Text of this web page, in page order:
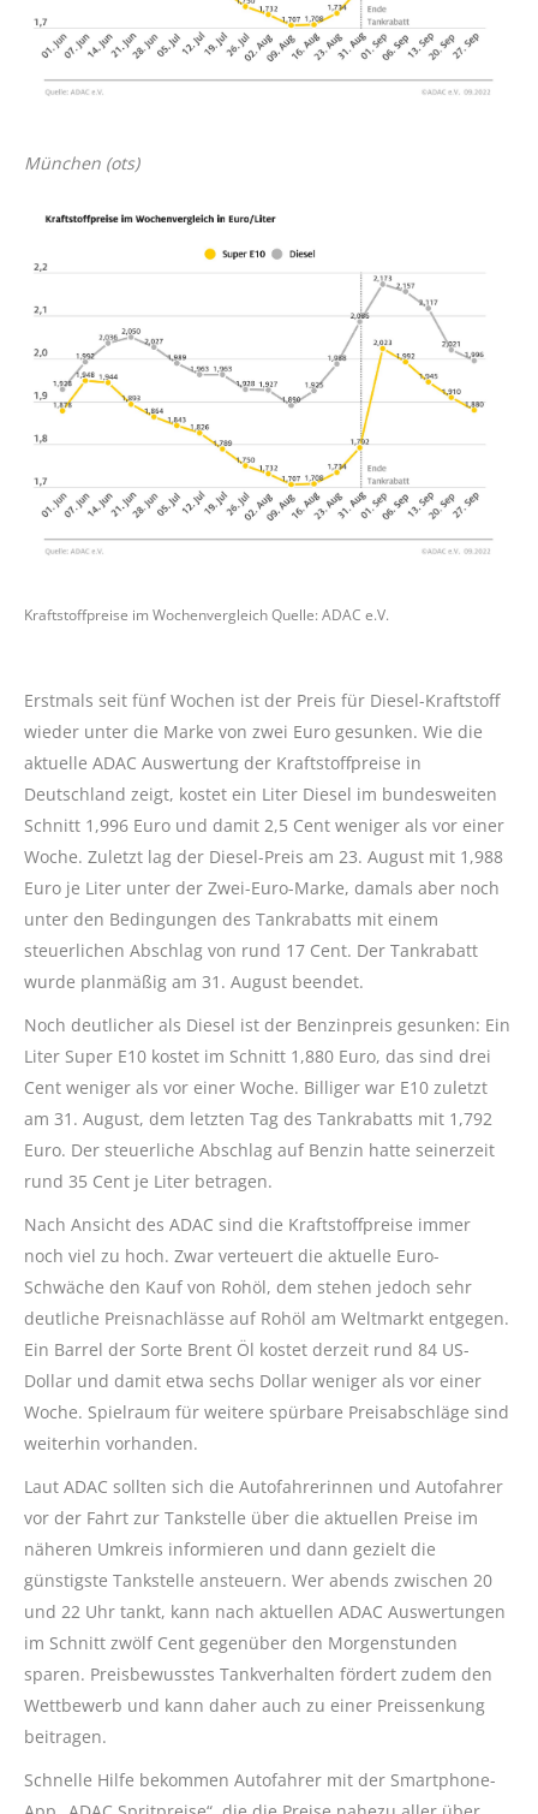
München (ots)
Kraftstoffpreise im Wochenvergleich Quelle: ADAC e.V.
Erstmals seit fünf Wochen ist der Preis für Diesel-Kraftstoff
wieder unter die Marke von zwei Euro gesunken. Wie die
aktuelle ADAC Auswertung der Kraftstoffpreise in
Deutschland zeigt, kostet ein Liter Diesel im bundesweiten
Schnitt 1,996 Euro und damit 2,5 Cent weniger als vor einer
Woche. Zuletzt lag der Diesel-Preis am 23. August mit 1,988
Euro je Liter unter der Zwei-Euro-Marke, damals aber noch
unter den Bedingungen des Tankrabatts mit einem
steuerlichen Abschlag von rund 17 Cent. Der Tankrabatt
wurde planmäßig am 31. August beendet.
Noch deutlicher als Diesel ist der Benzinpreis gesunken: Ein
Liter Super E10 kostet im Schnitt 1,880 Euro, das sind drei
Cent weniger als vor einer Woche. Billiger war E10 zuletzt
am 31. August, dem letzten Tag des Tankrabatts mit 1,792
Euro. Der steuerliche Abschlag auf Benzin hatte seinerzeit
rund 35 Cent je Liter betragen.
Nach Ansicht des ADAC sind die Kraftstoffpreise immer
noch viel zu hoch. Zwar verteuert die aktuelle Euro-
Schwäche den Kauf von Rohöl, dem stehen jedoch sehr
deutliche Preisnachlässe auf Rohöl am Weltmarkt entgegen.
Ein Barrel der Sorte Brent Öl kostet derzeit rund 84 US-
Dollar und damit etwa sechs Dollar weniger als vor einer
Woche. Spielraum für weitere spürbare Preisabschläge sind
weiterhin vorhanden.
Laut ADAC sollten sich die Autofahrerinnen und Autofahrer
vor der Fahrt zur Tankstelle über die aktuellen Preise im
näheren Umkreis informieren und dann gezielt die
günstigste Tankstelle ansteuern. Wer abends zwischen 20
und 22 Uhr tankt, kann nach aktuellen ADAC Auswertungen
im Schnitt zwölf Cent gegenüber den Morgenstunden
sparen. Preisbewusstes Tankverhalten fördert zudem den
Wettbewerb und kann daher auch zu einer Preissenkung
beitragen.
Schnelle Hilfe bekommen Autofahrer mit der Smartphone-